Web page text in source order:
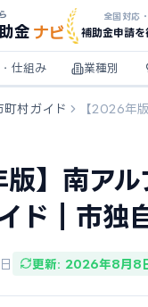
金 ナビ
全国対応
補助金申請を
仕組み 業種別
町村ガイド 【2026年
】南ア
ド｜市独
更新: 2026年8月8